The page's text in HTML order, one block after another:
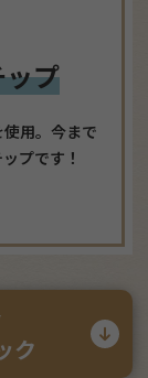
プ
用。今まで
プです！
ク